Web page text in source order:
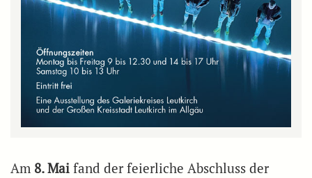
Am 8. Mai fand der feierliche Abschluss der